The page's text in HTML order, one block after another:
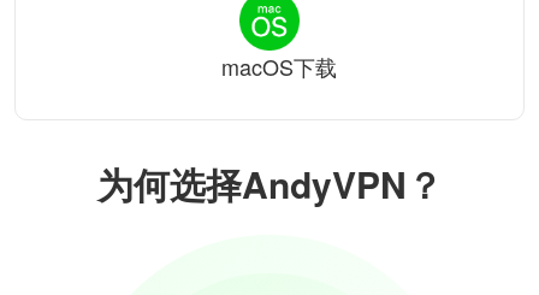
为何选择AndyVPN？
macOS下载